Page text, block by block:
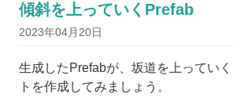
傾斜を上っていくPrefab
2023年04月20日
生成したPrefabが、坂道を上ってい
トを作成してみましょう。